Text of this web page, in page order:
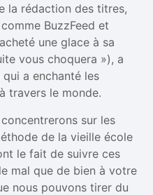
la rédaction des titres,
BuzzFeed et
une glace à sa
vous choquera »), a
a enchanté les
travers le monde.
sur les
de la vieille école
le fait de suivre ces
mal que de bien à votre
nous pouvons tirer du